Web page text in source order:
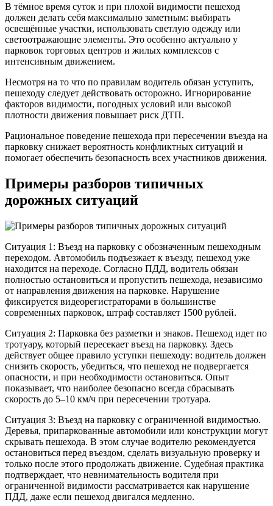
В тёмное время суток и при плохой видимости пешеход
должен делать себя максимально заметным: выбирать
освещённые участки, использовать светлую одежду или
светоотражающие элементы. Это особенно актуально у
парковок торговых центров и жилых комплексов с
интенсивным движением.
Несмотря на то что по правилам водитель обязан уступить,
пешеходу следует действовать осторожно. Игнорирование
факторов видимости, погодных условий или высокой
плотности движения повышает риск ДТП.
Рациональное поведение пешехода при пересечении въезда на
парковку снижает вероятность конфликтных ситуаций и
помогает обеспечить безопасность всех участников движения.
Примеры разборов типичных
дорожных ситуаций
Ситуация 1: Въезд на парковку с обозначенным пешеходным
переходом. Автомобиль подъезжает к въезду, пешеход уже
находится на переходе. Согласно ПДД, водитель обязан
полностью остановиться и пропустить пешехода, независимо
от направления движения на парковке. Нарушение
фиксируется видеорегистраторами в большинстве
современных парковок, штраф составляет 1500 рублей.
Ситуация 2: Парковка без разметки и знаков. Пешеход идет по
тротуару, который пересекает въезд на парковку. Здесь
действует общее правило уступки пешеходу: водитель должен
снизить скорость, убедиться, что пешеход не подвергается
опасности, и при необходимости остановиться. Опыт
показывает, что наиболее безопасно всегда сбрасывать
скорость до 5–10 км/ч при пересечении тротуара.
Ситуация 3: Въезд на парковку с ограниченной видимостью.
Деревья, припаркованные автомобили или конструкции могут
скрывать пешехода. В этом случае водителю рекомендуется
остановиться перед въездом, сделать визуальную проверку и
только после этого продолжать движение. Судебная практика
подтверждает, что невнимательность водителя при
ограниченной видимости рассматривается как нарушение
ПДД, даже если пешеход двигался медленно.